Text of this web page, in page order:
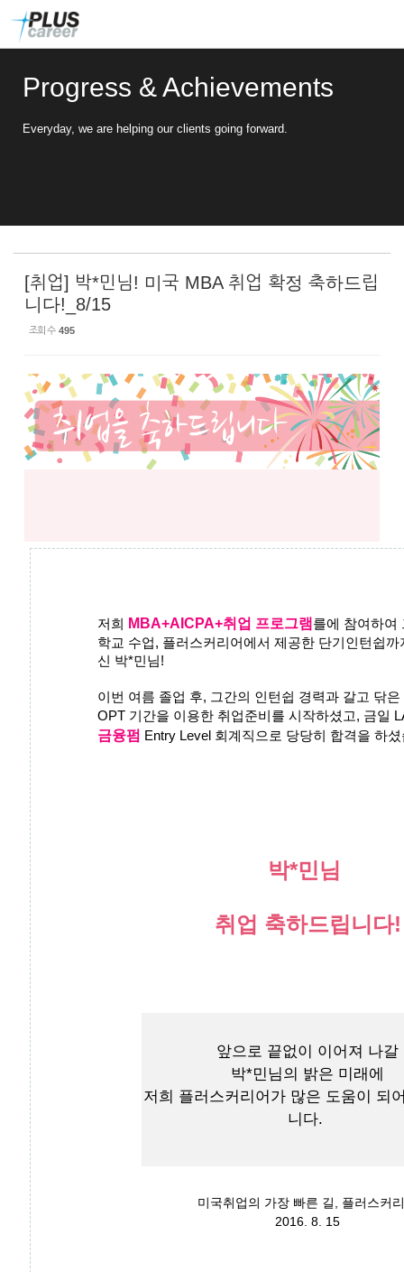
Progress & Achievements
Everyday, we are helping our clients going forward.
[취업] 박*민님! 미국 MBA 취업 확정 축하드립
니다!_8/15
조회 수 495
저희 MBA+AICPA+취업 프로그램를에 참여하여
학교 수업, 플러스커리어에서 제공한 단기인턴쉽
신 박*민님!
이번 여름 졸업 후,
OPT 기간을 이용한 취업준비를 시작하셨고, 금일
금융펌 Entry Level 회계직으로 당당히 합격을 하
박*민님
취업 축하드립니다!
앞으로 끝없이 이어져 나갈
박*민님의 밝은 미래에
저희 플러스커리어가 많은 도움이 되
니다.
미국취업의 가장 빠른 길, 플러스커
2016. 8. 15